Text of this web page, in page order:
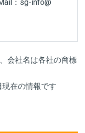
：sg-info@
会社名は各社の商標
在の情報です